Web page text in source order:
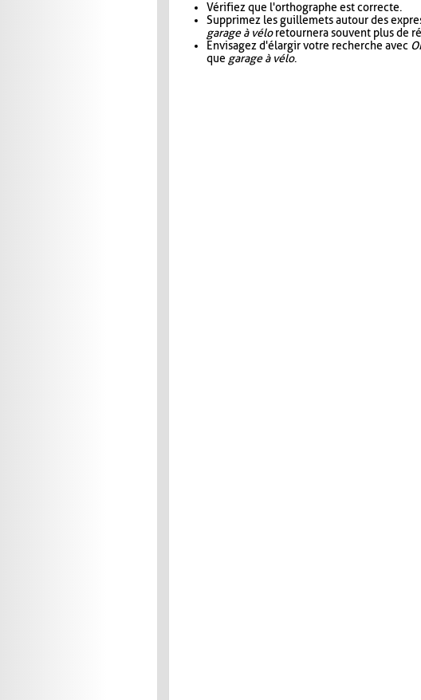
Vérifiez que l'orthographe est correcte.
Supprimez les guillemets autour des
garage à véloretournera souvent plus de
Envisagez d'élargir votre recherche avec
que garage à vélo.